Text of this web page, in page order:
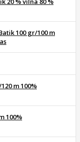
100 gr/100 m
m 100%
100%